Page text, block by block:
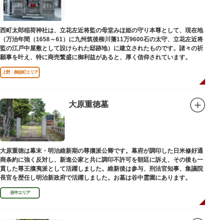
西町太郎稲荷神社は、立花左近将監の母堂みほ姫の守り本尊として、現在地
（万治年間（1658～61）に九州筑後柳川藩11万9600石の太守、立花左近将
監の江戸中屋敷として設けられた邸跡地）に建立されたものです。諸々の祈
願事を叶え、特に商売繁盛に御利益があると、厚く信仰されています。
上野・御徒町エリア
大原重徳墓
大原重徳は幕末・明治維新期の尊攘派公卿です。幕府が調印した日米修好通
商条約に強く反対し、新進公家と共に調印不許可を朝廷に訴え、その後も一
貫した尊王攘夷派として活躍しました。維新後は参与、刑法官知事、集議院
長官を歴任し明治新政府で活躍しました。お墓は谷中霊園にあります。
谷中エリア